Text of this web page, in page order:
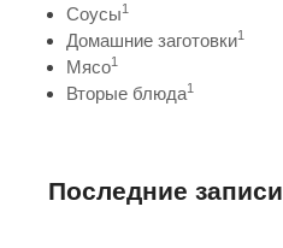
Соусы1
Домашние заготовки1
Мясо1
Вторые блюда1
Последние записи